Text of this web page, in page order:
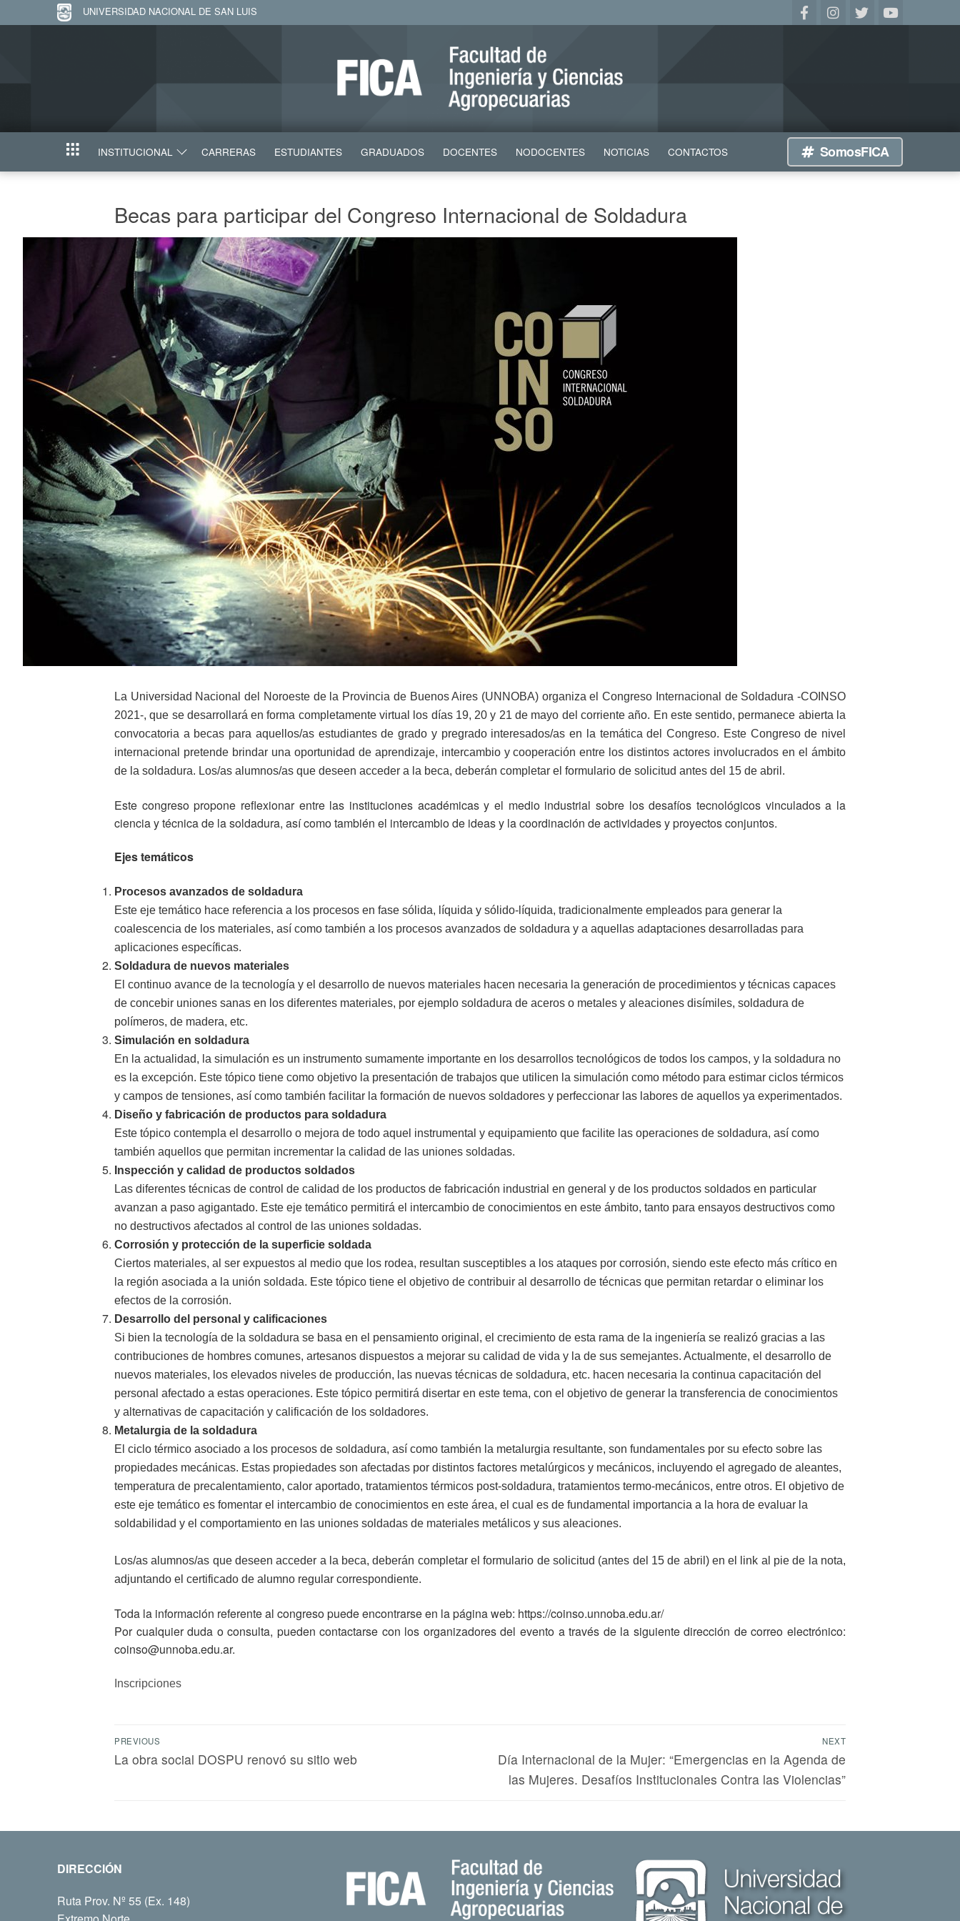
UNIVERSIDAD NACIONAL DE SAN LUIS
INICIO INSTITUCIONAL CARRERAS ESTUDIANTES GRADUADOS DOCENTES NODOCENTES NOTICIAS CONTACTOS SomosFICA
Becas para participar del Congreso Internacional de Soldadura
La Universidad Nacional del Noroeste de la Provincia de Buenos Aires (UNNOBA) organiza el Congreso Internacional de Soldadura -COINSO
2021-, que se desarrollará en forma completamente virtual los días 19, 20 y 21 de mayo del corriente año. En este sentido, permanece abierta la
convocatoria a becas para aquellos/as estudiantes de grado y pregrado interesados/as en la temática del Congreso. Este Congreso de nivel
internacional pretende brindar una oportunidad de aprendizaje, intercambio y cooperación entre los distintos actores involucrados en el ámbito
de la soldadura. Los/as alumnos/as que deseen acceder a la beca, deberán completar el formulario de solicitud antes del 15 de abril.
Este congreso propone reflexionar entre las instituciones académicas y el medio industrial sobre los desafíos tecnológicos vinculados a la
ciencia y técnica de la soldadura, así como también el intercambio de ideas y la coordinación de actividades y proyectos conjuntos.
Ejes temáticos
Procesos avanzados de soldadura
Este eje temático hace referencia a los procesos en fase sólida, líquida y sólido-líquida, tradicionalmente empleados para generar la
coalescencia de los materiales, así como también a los procesos avanzados de soldadura y a aquellas adaptaciones desarrolladas para
aplicaciones específicas.
Soldadura de nuevos materiales
El continuo avance de la tecnología y el desarrollo de nuevos materiales hacen necesaria la generación de procedimientos y técnicas capaces
de concebir uniones sanas en los diferentes materiales, por ejemplo soldadura de aceros o metales y aleaciones disímiles, soldadura de
polímeros, de madera, etc.
Simulación en soldadura
En la actualidad, la simulación es un instrumento sumamente importante en los desarrollos tecnológicos de todos los campos, y la soldadura no
es la excepción. Este tópico tiene como objetivo la presentación de trabajos que utilicen la simulación como método para estimar ciclos térmicos
y campos de tensiones, así como también facilitar la formación de nuevos soldadores y perfeccionar las labores de aquellos ya experimentados.
Diseño y fabricación de productos para soldadura
Este tópico contempla el desarrollo o mejora de todo aquel instrumental y equipamiento que facilite las operaciones de soldadura, así como
también aquellos que permitan incrementar la calidad de las uniones soldadas.
Inspección y calidad de productos soldados
Las diferentes técnicas de control de calidad de los productos de fabricación industrial en general y de los productos soldados en particular
avanzan a paso agigantado. Este eje temático permitirá el intercambio de conocimientos en este ámbito, tanto para ensayos destructivos como
no destructivos afectados al control de las uniones soldadas.
Corrosión y protección de la superficie soldada
Ciertos materiales, al ser expuestos al medio que los rodea, resultan susceptibles a los ataques por corrosión, siendo este efecto más crítico en
la región asociada a la unión soldada. Este tópico tiene el objetivo de contribuir al desarrollo de técnicas que permitan retardar o eliminar los
efectos de la corrosión.
Desarrollo del personal y calificaciones
Si bien la tecnología de la soldadura se basa en el pensamiento original, el crecimiento de esta rama de la ingeniería se realizó gracias a las
contribuciones de hombres comunes, artesanos dispuestos a mejorar su calidad de vida y la de sus semejantes. Actualmente, el desarrollo de
nuevos materiales, los elevados niveles de producción, las nuevas técnicas de soldadura, etc. hacen necesaria la continua capacitación del
personal afectado a estas operaciones. Este tópico permitirá disertar en este tema, con el objetivo de generar la transferencia de conocimientos
y alternativas de capacitación y calificación de los soldadores.
Metalurgia de la soldadura
El ciclo térmico asociado a los procesos de soldadura, así como también la metalurgia resultante, son fundamentales por su efecto sobre las
propiedades mecánicas. Estas propiedades son afectadas por distintos factores metalúrgicos y mecánicos, incluyendo el agregado de aleantes,
temperatura de precalentamiento, calor aportado, tratamientos térmicos post-soldadura, tratamientos termo-mecánicos, entre otros. El objetivo de
este eje temático es fomentar el intercambio de conocimientos en este área, el cual es de fundamental importancia a la hora de evaluar la
soldabilidad y el comportamiento en las uniones soldadas de materiales metálicos y sus aleaciones.
Los/as alumnos/as que deseen acceder a la beca, deberán completar el formulario de solicitud (antes del 15 de abril) en el link al pie de la nota,
adjuntando el certificado de alumno regular correspondiente.
Toda la información referente al congreso puede encontrarse en la página web: https://coinso.unnoba.edu.ar/
Por cualquier duda o consulta, pueden contactarse con los organizadores del evento a través de la siguiente dirección de correo electrónico:
coinso@unnoba.edu.ar.
Inscripciones
PREVIOUS
La obra social DOSPU renovó su sitio web
NEXT
Día Internacional de la Mujer: “Emergencias en la Agenda de
las Mujeres. Desafíos Institucionales Contra las Violencias”
DIRECCIÓN
Ruta Prov. Nº 55 (Ex. 148)